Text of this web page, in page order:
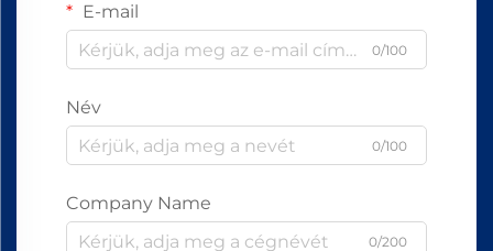
E-mail
0/100
Név
0/100
Company Name
0/200